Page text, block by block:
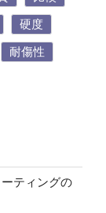
硬度
耐傷性
ティングの